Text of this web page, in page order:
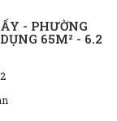
- PHƯỜNG
65M² - 6.2